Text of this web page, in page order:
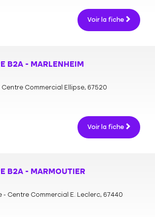
Voir la fiche
B2A - MARLENHEIM
Centre Commercial Ellipse, 67520
Voir la fiche
B2A - MARMOUTIER
- Centre Commercial E. Leclerc, 67440